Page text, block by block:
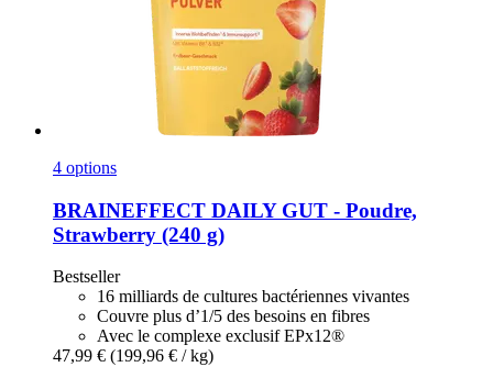
4 options
BRAINEFFECT DAILY GUT -​ Poudre,
Strawberry (240 g)
Bestseller
16 milliards de cultures bactériennes vivantes
Couvre plus d’1/5 des besoins en fibres
Avec le complexe exclusif EPx12®
47,99 € (199,96 € / kg)